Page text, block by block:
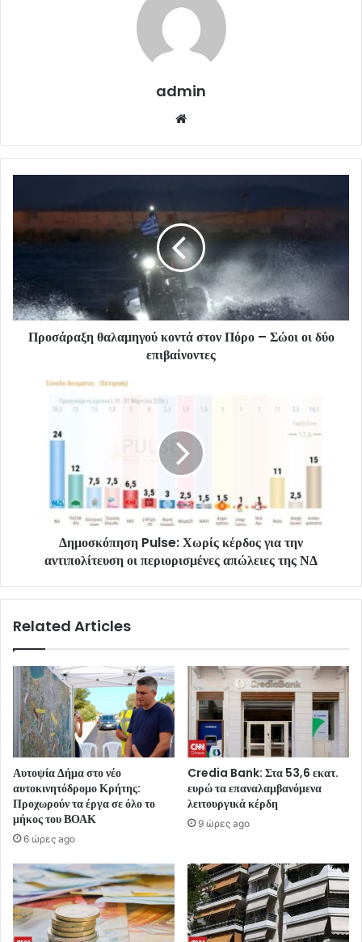
admin
Προσάραξη θαλαμηγού κοντά στον Πόρο – Σώοι οι δύο
επιβαίνοντες
Δημοσκόπηση Pulse: Χωρίς κέρδος για την
αντιπολίτευση οι περιορισμένες απώλειες της ΝΔ
Related Articles
Αυτοψία Δήμα στο νέο
αυτοκινητόδρομο Κρήτης:
Προχωρούν τα έργα σε όλο το
μήκος του ΒΟΑΚ
6 ώρες ago
Credia Bank: Στα 53,6 εκατ.
ευρώ τα επαναλαμβανόμενα
λειτουργικά κέρδη
9 ώρες ago